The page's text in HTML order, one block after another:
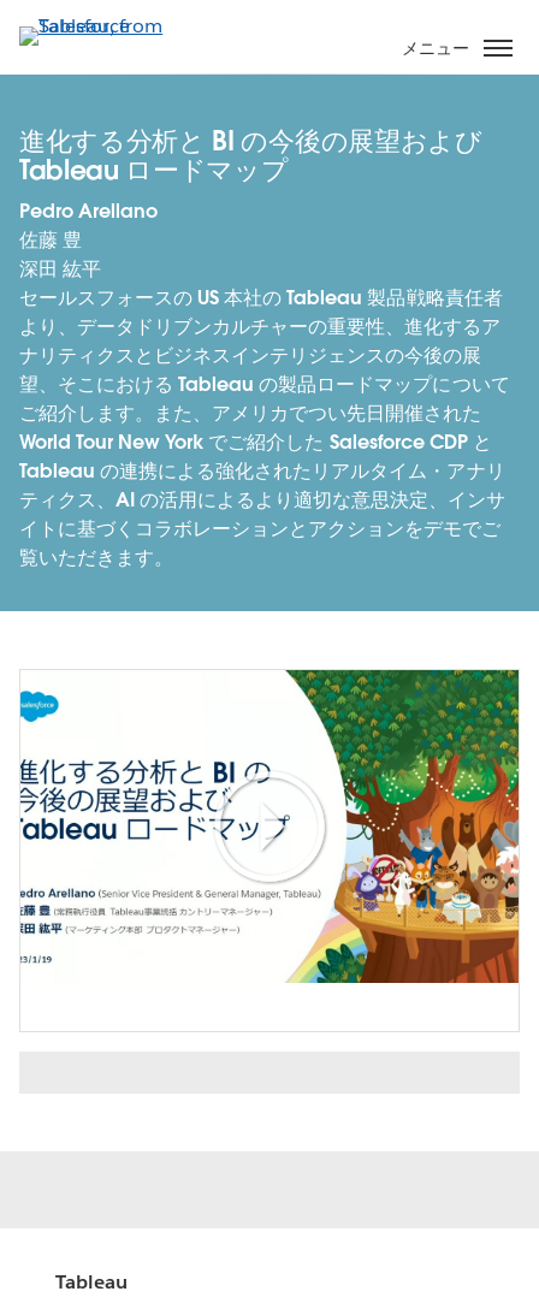
イ
ン
テ
に
移
メニュー
進化する分析と BI の今後の展望および
Tableau ロードマップ
Pedro Arellano
佐藤 豊
深田 紘平
セールスフォースの US 本社の Tableau 製品戦略責任者
より、データドリブンカルチャーの重要性、進化するア
ナリティクスとビジネスインテリジェンスの今後の展
望、そこにおける Tableau の製品ロードマップについて
ご紹介します。また、アメリカでつい先日開催された
World Tour New York でご紹介した Salesforce CDP と
Tableau の連携による強化されたリアルタイム・アナリ
ティクス、AI の活用によるより適切な意思決定、インサ
イトに基づくコラボレーションとアクションをデモでご
覧いただきます。
Play
Video
Tableau